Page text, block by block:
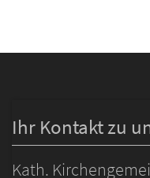
Ihr Kontakt zu
Kath.